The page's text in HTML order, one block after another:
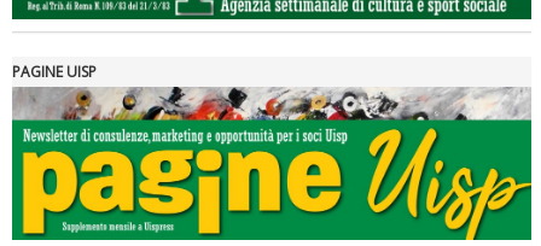
Tiziano Pesce a Radio InBlu2000 traccia il bilancio della stagione
PAGINE UISP